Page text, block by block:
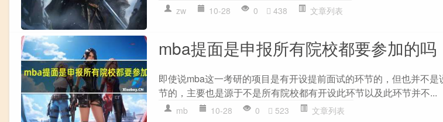
zw 10-28 0 438 文章列表
mba提面是申报所有院校都要参加的吗
即使说mba这一考研的项目是有开设提前面试的环节的，但也并不
节的，主要也是源于不是所有院校都有开设此环节以及此环节并不...
mb 10-28 0 523 文章列表